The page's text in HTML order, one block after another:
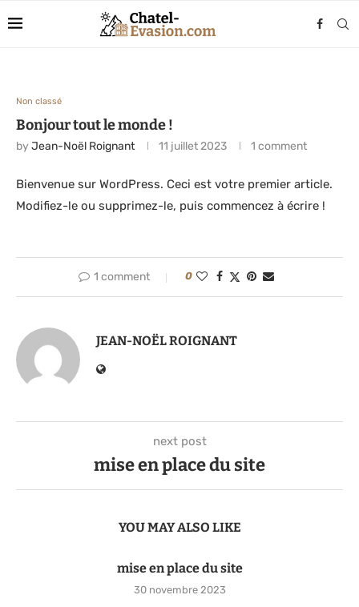
Non classé
Bonjour tout le monde !
by Jean-Noël Roignant 11 juillet 2023 1 comment
Bienvenue sur WordPress. Ceci est votre premier article.
Modifiez-le ou supprimez-le, puis commencez à écrire !
1 comment 0
JEAN-NOËL ROIGNANT
next post
mise en place du site
YOU MAY ALSO LIKE
mise en place du site
30 novembre 2023